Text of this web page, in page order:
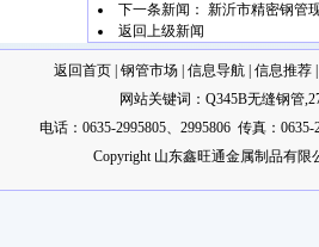
下一条新闻： 新沂市精密钢管
返回上级新闻
返回首页 钢管市场 信息导航 信息推荐
网站关键词： Q345B无缝钢管,
电话：0635-2995805、2995806 传真：
Copyright 山东鑫旺通金属制品有